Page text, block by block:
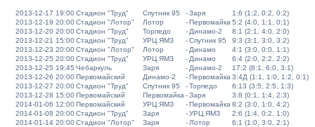
2013-12-17 19:00Стадион "Труд" Спутник 95 -Заря
1:6 (1:2, 0:2, 0:2)
2013-12-19 20:00Стадион "Лотор" Лотор -Первомайка 5:2 (4:0, 1:1, 0:1)
2013-12-20 20:00Стадион "Труд" Торпедо - Динамо-2
8:1 (2:1, 4:0, 2:0)
2013-12-21 15:00Стадион "Труд" УРЦ ЯМЗ -Спутник 95
9:3 (3:1, 3:0, 3:2)
2013-12-23 20:00Стадион "Лотор" Лотор - Динамо
4:1 (3:0, 0:0, 1:1)
2013-12-25 20:00Стадион "Труд" УРЦ ЯМЗ - Динамо
6:4 (2:0, 2:2, 2:2)
2013-12-25 19:45 Чебаркуль Заря - Динамо-2
17:2 (8:1, 6:0, 3:1)
2013-12-26 20:00Первомайский Динамо-2 -Первомайка 3:4Д (1:1, 1:0, 1:2, 0:1)
2013-12-27 20:00Стадион "Труд" Спутник 95 -Торпедо
6:13 (3:5, 2:5, 1:3)
2013-12-28 15:00Первомайский Первомайка -Заря
3:8 (0:1, 1:4, 2:3)
2014-01-06 12:00Первомайский УРЦ ЯМЗ -Первомайка 8:2 (3:0, 1:0, 4:2)
2014-01-08 20:00Стадион "Труд" Заря -УРЦ ЯМЗ
2:6 (1:4, 0:2, 1:0)
2014-01-14 20:00Стадион "Лотор" Заря - Лотор
6:1 (1:0, 3:0, 2:1)